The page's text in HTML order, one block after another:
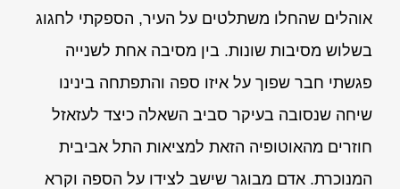
אוהלים שהחלו משתלטים על העיר, הספקתי לחגוג
בשלוש מסיבות שונות. בין מסיבה אחת לשנייה
פגשתי חבר שפוך על איזו ספה והתפתחה בינינו
שיחה שנסובה בעיקר סביב השאלה כיצד לעזאזל
חוזרים מהאוטופיה הזאת למציאות התל אביבית
המנוכרת. אדם מבוגר שישב לצידו על הספה וקרא